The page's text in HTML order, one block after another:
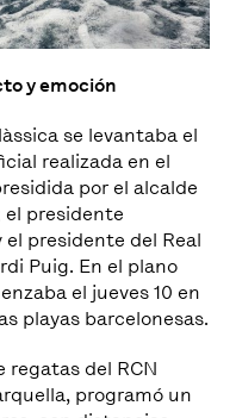
y emoción
se levantaba el
realizada en el
por el alcalde
el presidente
presidente del Real
Puig. En el plano
el jueves 10 en
playas barcelonesas.
regatas del RCN
programó un